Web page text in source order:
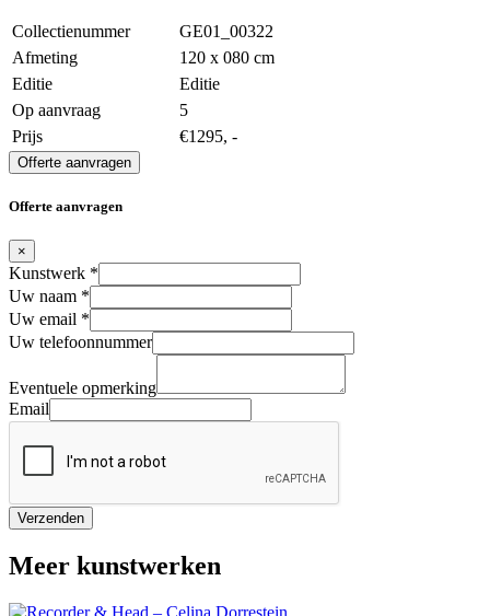
Collectienummer
GE01_00322
Afmeting
120 x 080 cm
Editie
Editie
Op aanvraag
5
Prijs
€1295, -
Offerte aanvragen
Offerte aanvragen
×
Kunstwerk *
Uw naam *
Uw email *
Uw telefoonnummer
Eventuele opmerking
Email
Verzenden
Meer kunstwerken